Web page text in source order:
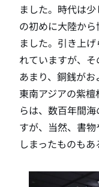
ました。時代は
の初めに大陸か
ました。引き上
れていますが、
あまり、銅銭がお
東南アジアの紫
らは、数百年間
すが、当然、書
しまったものもあ